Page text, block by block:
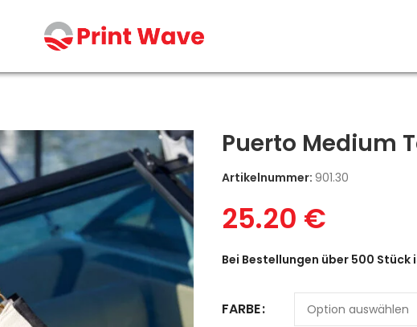
Puerto Medium
Artikelnummer: 901.30
25.20 €
Bei Bestellungen über 500
FARBE